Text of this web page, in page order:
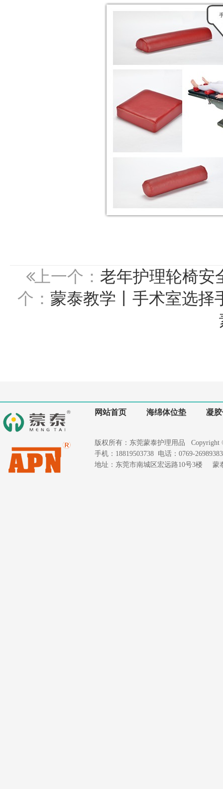
上一个： 老年护理轮椅安
个： 蒙泰教学丨手术室选择
网站首页 海绵体位垫 凝
版权所有：东莞蒙泰护理用品 Copyright
手机：18819503738 电话：0769-
地址：东莞市南城区宏远路10号3楼